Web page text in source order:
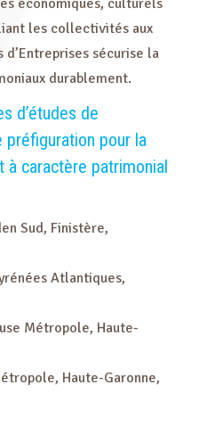
économiques, culturels
les collectivités aux
d’Entreprises sécurise la
durablement.
d’études de
pour la
à caractère patrimonial
Sud, Finistère,
Atlantiques,
Métropole, Haute-
Haute-Garonne,